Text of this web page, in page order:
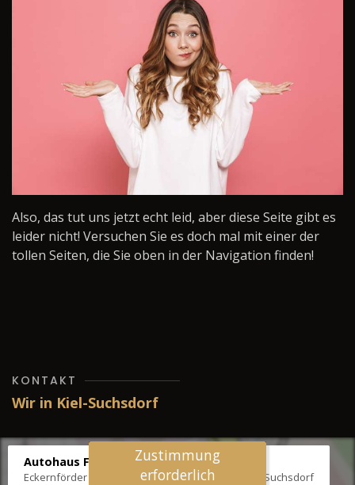
Also, das tut uns jetzt echt leid, aber diese Seite gibt es
leider nicht! Versuchen Sie es doch mal mit einer der
tollen Seiten, die Sie oben in der Navigation finden!
KONTAKT
Wir in Kiel-Suchsdorf
Autohaus Fräter
Eckernförder Str. /Klausbrooker Weg 1, 24107 Kiel-Suchsdorf
Zustimmung
erforderlich